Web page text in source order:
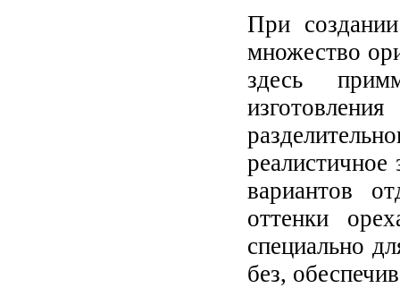
При
множество
здесь
вариантов
оттенки
специально
без,